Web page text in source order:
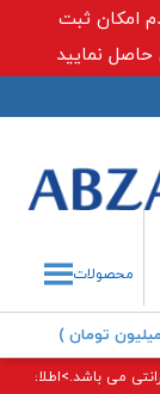
امکان ثبت
محصولات
می باشد.>اطلاعات